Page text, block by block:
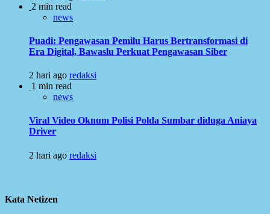
2 min read
news
Puadi: Pengawasan Pemilu Harus Bertransformasi di
Era Digital, Bawaslu Perkuat Pengawasan Siber
2 hari ago redaksi
1 min read
news
Viral Video Oknum Polisi Polda Sumbar diduga Aniaya
Driver
2 hari ago redaksi
Kata Netizen